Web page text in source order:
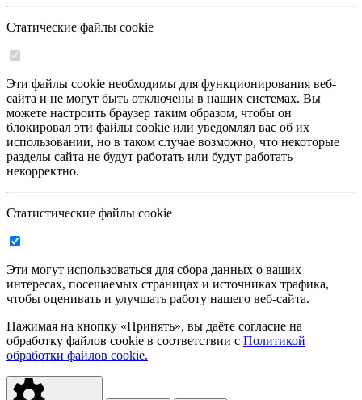
Статические файлы cookie
Эти файлы cookie необходимы для функционирования веб-
сайта и не могут быть отключены в наших системах. Вы
можете настроить браузер таким образом, чтобы он
блокировал эти файлы cookie или уведомлял вас об их
использовании, но в таком случае возможно, что некоторые
разделы сайта не будут работать или будут работать
некорректно.
Статистические файлы cookie
Эти могут использоваться для сбора данных о ваших
интересах, посещаемых страницах и источниках трафика,
чтобы оценивать и улучшать работу нашего веб-сайта.
Нажимая на кнопку «Принять», вы даёте согласие на
обработку файлов cookie в соответствии с Политикой
обработки файлов cookie.